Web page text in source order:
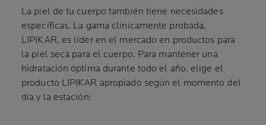
La piel de tu cuerpo también tiene necesidades
específicas. La gama clínicamente probada,
LIPIKAR, es líder en el mercado en productos para
la piel seca para el cuerpo. Para mantener una
hidratación óptima durante todo el año, elige el
producto LIPIKAR apropiado según el momento del
día y la estación: